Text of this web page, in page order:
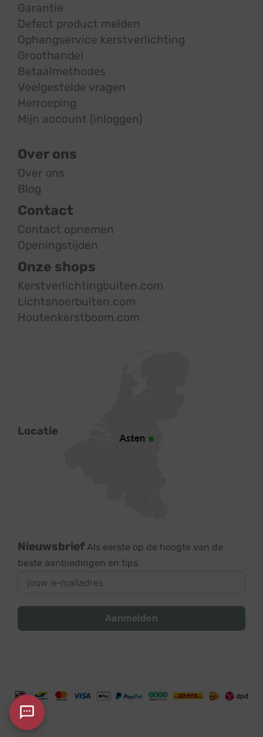
Garantie
Defect product melden
Ophangservice kerstverlichting
Groothandel
Betaalmethodes
Veelgestelde vragen
Herroeping
Mijn account (inloggen)
Over ons
Over ons
Blog
Contact
Contact opnemen
Openingstijden
Onze shops
Kerstverlichtingbuiten.com
Lichtsnoerbuiten.com
Houtenkerstboom.com
Locatie
Nieuwsbrief Als eerste op de hoogte van de
beste aanbiedingen en tips.
Aanmelden